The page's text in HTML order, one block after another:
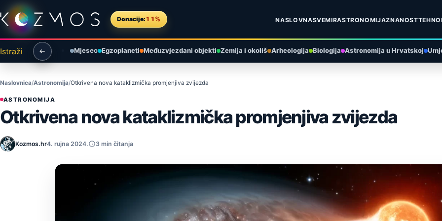
Preskoči na sadržaj
Donacije: 11% NASLOVNASVEMIRASTRONOMIJAZNANOST
Istraži Mjesec Egzoplaneti Međuzvjezdani objekti Zemlja i okoliš Arheologija Biologija Astronomija u Hrvatskoj
Naslovnica Astronomija Otkrivena nova kataklizmička promjenjiva zvijezda
ASTRONOMIJA
Otkrivena nova kataklizmička promjenjiva zvijezda
Kozmos.hr4. rujna 2024. 3 min čitanja